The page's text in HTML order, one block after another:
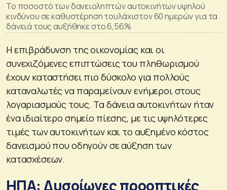
Το ποσοστό των δανειοληπτών αυτοκινήτων υψηλού
κινδύνου σε καθυστέρηση τουλάχιστον 60 ημερών για τα
δάνειά τους αυξήθηκε στο 6,56%
Η επιβράδυνση της οικονομίας και οι
συνεχιζόμενες επιπτώσεις του πληθωρισμού
έχουν καταστήσει πιο δύσκολο για πολλούς
καταναλωτές να παραμείνουν ενήμεροι στους
λογαριασμούς τους. Τα δάνεια αυτοκινήτων ήταν
ένα ιδιαίτερο σημείο πίεσης, με τις υψηλότερες
τιμές των αυτοκινήτων και το αυξημένο κόστος
δανεισμού που οδηγούν σε αύξηση των
κατασχέσεων.
ΗΠΑ: Δυσοίωνες προοπτικές